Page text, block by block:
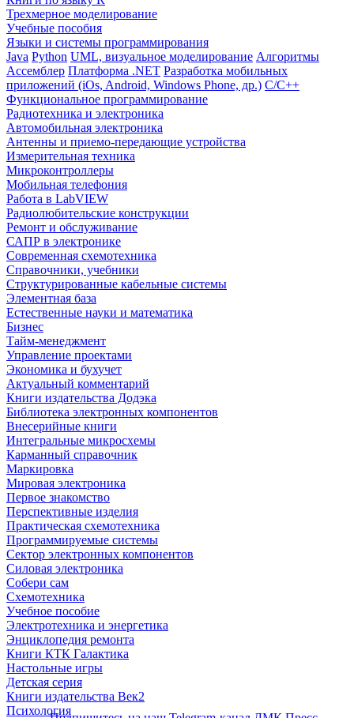
Трехмерное моделирование
Учебные пособия
Языки и системы программирования
Java Python UML, визуальное моделирование Алгоритмы
Ассемблер Платформа .NET Разработка мобильных
приложений (iOs, Android, Windows Phone, др.) С/С++
Функциональное программирование
Радиотехника и электроника
Автомобильная электроника
Антенны и приемо-передающие устройства
Измерительная техника
Микроконтроллеры
Мобильная телефония
Работа в LabVIEW
Радиолюбительские конструкции
Ремонт и обслуживание
САПР в электронике
Современная схемотехника
Справочники, учебники
Структурированные кабельные системы
Элементная база
Естественные науки и математика
Бизнес
Тайм-менеджмент
Управление проектами
Экономика и бухучет
Актуальный комментарий
Книги издательства Додэка
Библиотека электронных компонентов
Внесерийные книги
Интегральные микросхемы
Карманный справочник
Маркировка
Мировая электроника
Первое знакомство
Перспективные изделия
Практическая схемотехника
Программируемые системы
Сектор электронных компонентов
Силовая электроника
Собери сам
Схемотехника
Учебное пособие
Электротехника и энергетика
Энциклопедия ремонта
Книги КТК Галактика
Настольные игры
Детская серия
Книги издательства Век2
Психология